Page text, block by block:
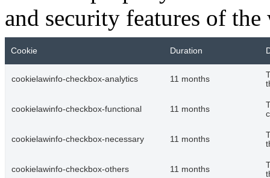
and security features of
Cookie Duration
cookielawinfo-checkbox-analytics 11 months
cookielawinfo-checkbox-functional 11 months
cookielawinfo-checkbox-necessary 11 months
cookielawinfo-checkbox-others 11 months